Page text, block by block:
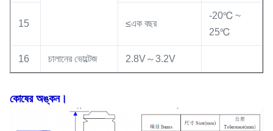
15 ≤এক বছর
-20℃ ~
25℃
16 চালানের ভোল্টেজ 2.8V～3.2V
কোষের অঙ্কন।